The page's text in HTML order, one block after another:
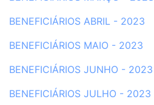
BENEFICIÁRIOS ABRIL - 2023
BENEFICIÁRIOS MAIO - 2023
BENEFICIÁRIOS JUNHO - 2023
BENEFICIÁRIOS JULHO - 2023